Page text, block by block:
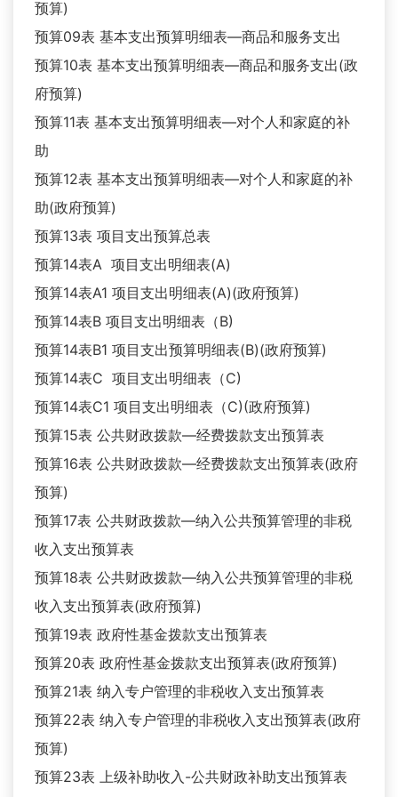
预算)
预算09表 基本支出预算明细表—商品和服务支出
预算10表 基本支出预算明细表—商品和服务支出(政
府预算)
预算11表 基本支出预算明细表—对个人和家庭的补
助
预算12表 基本支出预算明细表—对个人和家庭的补
助(政府预算)
预算13表 项目支出预算总表
预算14表A 项目支出明细表(A)
预算14表A1 项目支出明细表(A)(政府预算)
预算14表B 项目支出明细表（B)
预算14表B1 项目支出预算明细表(B)(政府预算)
预算14表C 项目支出明细表（C)
预算14表C1 项目支出明细表（C)(政府预算)
预算15表 公共财政拨款—经费拨款支出预算表
预算16表 公共财政拨款—经费拨款支出预算表(政府
预算)
预算17表 公共财政拨款—纳入公共预算管理的非税
收入支出预算表
预算18表 公共财政拨款—纳入公共预算管理的非税
收入支出预算表(政府预算)
预算19表 政府性基金拨款支出预算表
预算20表 政府性基金拨款支出预算表(政府预算)
预算21表 纳入专户管理的非税收入支出预算表
预算22表 纳入专户管理的非税收入支出预算表(政府
预算)
预算23表 上级补助收入-公共财政补助支出预算表